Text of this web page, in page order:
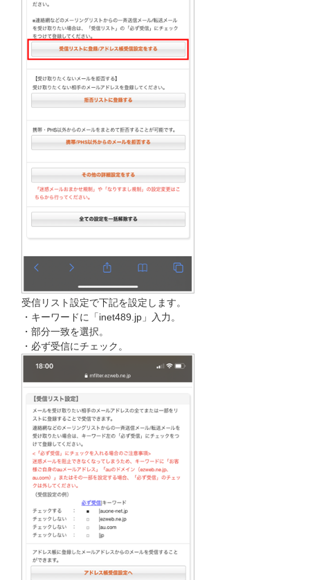
受信リスト設定で下記を設定します。
・キーワードに「inet489.jp」入力。
・部分一致を選択。
・必ず受信にチェック。